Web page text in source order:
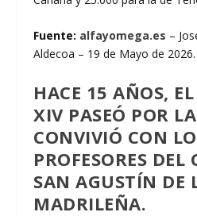
Fuente: alfayomega.es –
Aldecoa – 19 de Mayo de 2026.
HACE 15 AÑOS,
XIV PASEÓ POR
CONVIVIÓ CON
PROFESORES DEL
SAN AGUSTÍN DE
MADRILEÑA.